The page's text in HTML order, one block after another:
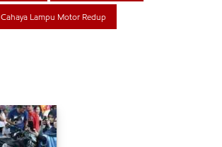
Cahaya Lampu Motor Redup